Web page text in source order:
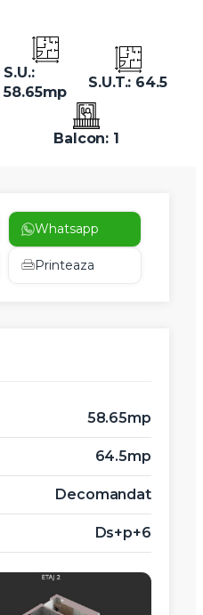
S.U.:
58.65mp
S.U.T.: 64.5
Balcon: 1
Whatsapp
Printeaza
58.65mp
64.5mp
Decomandat
Ds+p+6